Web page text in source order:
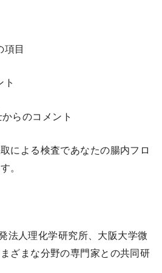
項目
ト
らのコメント
による検査であなたの腸内フロ
。
法人理化学研究所、大阪大学微
ざまな分野の専門家との共同研